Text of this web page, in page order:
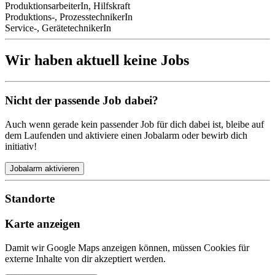
ProduktionsarbeiterIn, Hilfskraft
Produktions-, ProzesstechnikerIn
Service-, GerätetechnikerIn
Wir haben aktuell keine Jobs
Nicht der passende Job dabei?
Auch wenn gerade kein passender Job für dich dabei ist, bleibe auf
dem Laufenden und aktiviere einen Jobalarm oder bewirb dich
initiativ!
Jobalarm aktivieren
Standorte
Karte anzeigen
Damit wir Google Maps anzeigen können, müssen Cookies für
externe Inhalte von dir akzeptiert werden.